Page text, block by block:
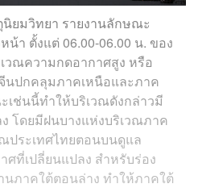
ยมวิทยา รายงานลักษณะ
น้า ตั้งแต่ 06.00-06.00 น. ของ
วณความกดอากาศสูง หรือ
นปกคลุมภาคเหนือและภาค
เช่นนี้ทำให้บริเวณดังกล่าวมี
โดยมีฝนบางแห่งบริเวณภาค
ประเทศไทยตอนบนดูแล
ศที่เปลี่ยนแปลง สำหรับร่อง
ภาคใต้ตอนล่าง ทำให้ภาคใต้